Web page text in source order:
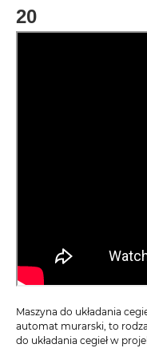
20
Maszyna do układania
automat murarski, to
do układania cegieł w